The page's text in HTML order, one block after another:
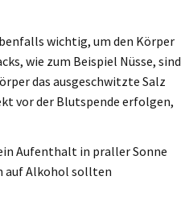
wichtig, um den Körper
wie zum Beispiel Nüsse, sind
das ausgeschwitzte Salz
vor der Blutspende erfolgen,
Aufenthalt in praller Sonne
auf Alkohol sollten